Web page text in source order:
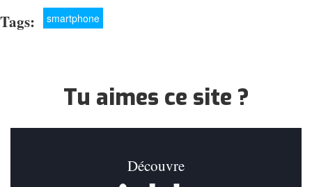
Tags: smartphone
Tu aimes ce site ?
Découvre